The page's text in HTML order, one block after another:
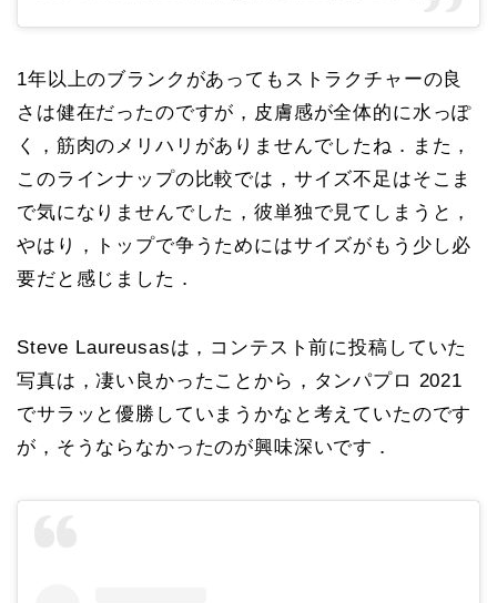
1年以上のブランクがあってもストラクチャーの良
さは健在だったのですが，皮膚感が全体的に水っぽ
く，筋肉のメリハリがありませんでしたね．また，
このラインナップの比較では，サイズ不足はそこま
で気になりませんでした，彼単独で見てしまうと，
やはり，トップで争うためにはサイズがもう少し必
要だと感じました．
Steve Laureusasは，コンテスト前に投稿していた
写真は，凄い良かったことから，タンパプロ 2021
でサラッと優勝していまうかなと考えていたのです
が，そうならなかったのが興味深いです．